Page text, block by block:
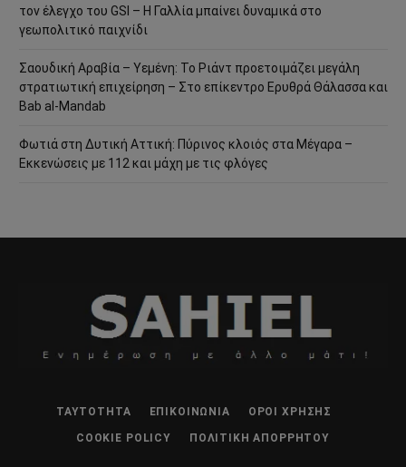
τον έλεγχο του GSI – Η Γαλλία μπαίνει δυναμικά στο
γεωπολιτικό παιχνίδι
Σαουδική Αραβία – Υεμένη: Το Ριάντ προετοιμάζει μεγάλη
στρατιωτική επιχείρηση – Στο επίκεντρο Ερυθρά Θάλασσα και
Bab al-Mandab
Φωτιά στη Δυτική Αττική: Πύρινος κλοιός στα Μέγαρα –
Εκκενώσεις με 112 και μάχη με τις φλόγες
ΤΑΥΤΌΤΗΤΑ ΕΠΙΚΟΙΝΩΝΊΑ ΌΡΟΙ ΧΡΉΣΗΣ
COOKIE POLICY ΠΟΛΙΤΙΚΉ ΑΠΟΡΡΉΤΟΥ